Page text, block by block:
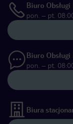
Biuro
pon. – pt.
Biuro
pon. – pt.
Biura